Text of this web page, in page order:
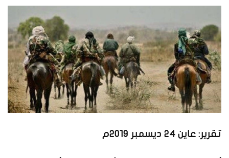
تقرير: عاين 24 ديسمبر 2019م